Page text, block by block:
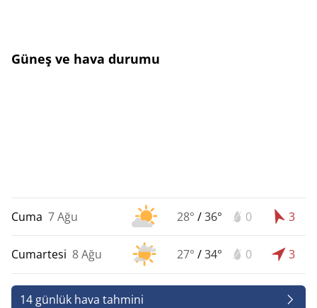
Güneş ve hava durumu
Cuma 7 Ağu 28° /36° 0 3
Cumartesi 8 Ağu 27° /34° 0 3
14 günlük hava tahmini